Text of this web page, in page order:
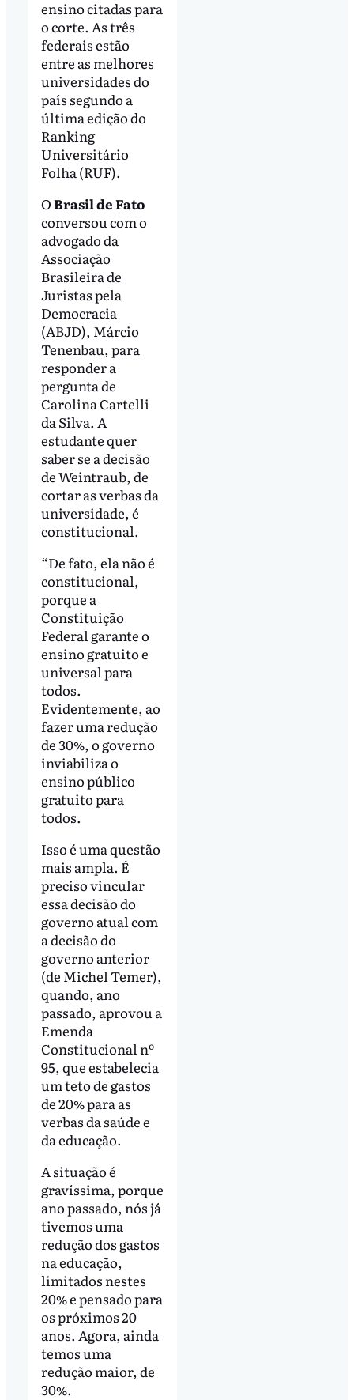
ensino citadas para
o corte. As três
federais estão
entre as melhores
universidades do
país segundo a
última edição do
Ranking
Universitário
Folha (RUF).
OBrasil de Fato
conversou com o
advogado da
Associação
Brasileira de
Juristas pela
Democracia
(ABJD), Márcio
Tenenbau, para
responder a
pergunta de
Carolina Cartelli
da Silva. A
estudante quer
saber se a decisão
de Weintraub, de
cortar as verbas da
universidade, é
constitucional.
“De fato, ela não é
constitucional,
porque a
Constituição
Federal garante o
ensino gratuito e
universal para
todos.
Evidentemente, ao
fazer uma redução
de 30%, o governo
inviabiliza o
ensino público
gratuito para
todos.
Isso é uma questão
mais ampla. É
preciso vincular
essa decisão do
governo atual com
a decisão do
governo anterior
(de Michel Temer),
quando, ano
passado, aprovou a
Emenda
Constitucional nº
95, que estabelecia
um teto de gastos
de 20% para as
verbas da saúde e
da educação.
A situação é
gravíssima, porque
ano passado, nós já
tivemos uma
redução dos gastos
na educação,
limitados nestes
20% e pensado para
os próximos 20
anos. Agora, ainda
temos uma
redução maior, de
30%.